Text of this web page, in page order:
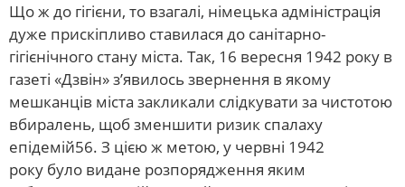
Що ж до гігієни, то взагалі, німецька адміністрація
дуже прискіпливо ставилася до санітарно-
гігієнічного стану міста. Так, 16 вересня 1942 року в
газеті «Дзвін» з’явилось звернення в якому
мешканців міста закликали слідкувати за чистотою
вбиралень, щоб зменшити ризик спалаху
епідемій56. З цією ж метою, у червні 1942
року було видане розпорядження яким